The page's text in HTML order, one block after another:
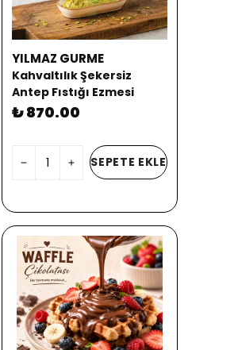
YILMAZ GURME
Kahvaltılık Şekersiz
Antep Fıstığı Ezmesi
300GR
₺ 870.00
SEPETE EKLE